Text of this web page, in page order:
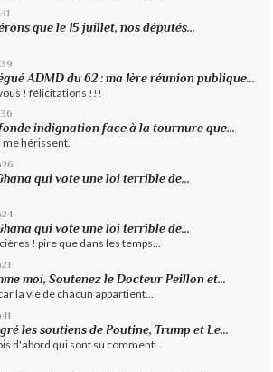
que le 15 juillet, nos députés...
ADMD du 62 : ma 1ère réunion publique...
! félicitations !!!
indignation face à la tournure que...
me hérissent.
qui vote une loi terrible de...
qui vote une loi terrible de...
! pire que dans les temps...
moi, Soutenez le Docteur Peillon et...
la vie de chacun appartient...
les soutiens de Poutine, Trump et Le...
d'abord qui sont su comment...